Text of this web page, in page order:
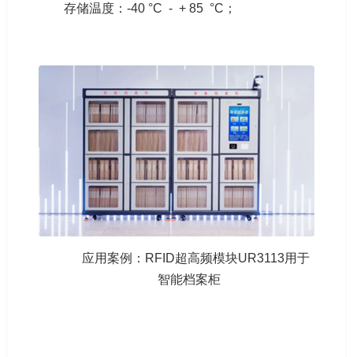
存储温度：-40 °C - + 85 °C；
应用案例：RFID超高频模块UR3113用于
智能档案柜